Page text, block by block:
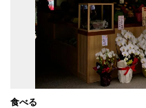
食べる